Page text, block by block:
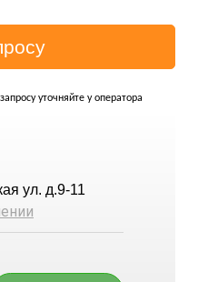
уточняйте у оператора
ул. д.9-11